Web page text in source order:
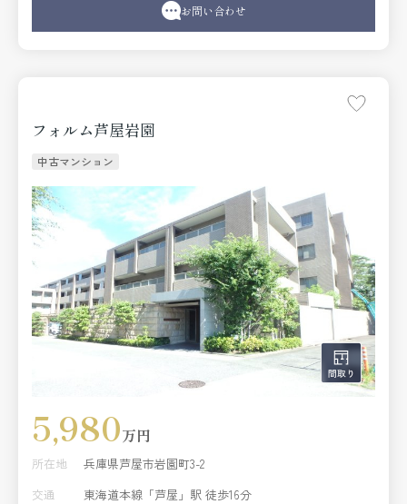
お問い合わせ
フォルム芦屋岩園
中古マンション
5,980万円
所在地
兵庫県芦屋市岩園町3-2
交通
東海道本線「芦屋」駅 徒歩16分